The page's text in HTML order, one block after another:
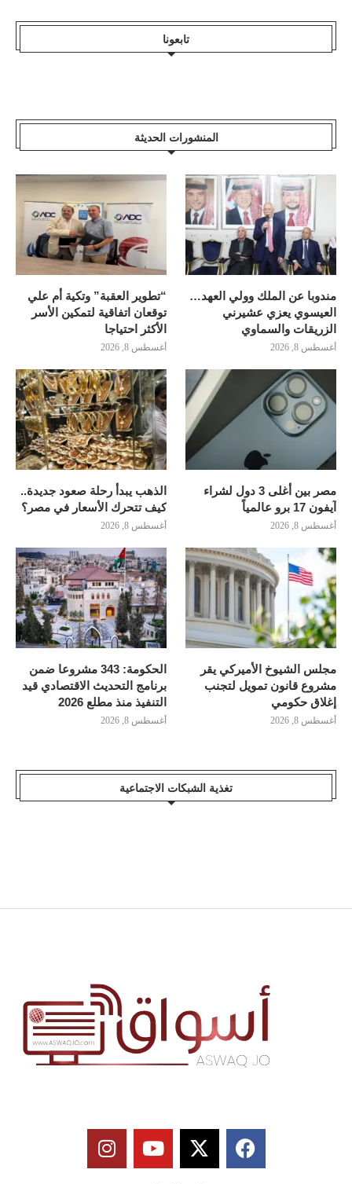
تابعونا
المنشورات الحديثة
مندوبا عن الملك وولي العهد…
العيسوي يعزي عشيرني
الزريقات والسماوي
أغسطس 8, 2026
“تطوير العقبة” وتكية أم علي
توقعان اتفاقية لتمكين الأسر
الأكثر احتياجا
أغسطس 8, 2026
مصر بين أغلى 3 دول لشراء
آيفون 17 برو عالمياً
أغسطس 8, 2026
الذهب يبدأ رحلة صعود جديدة..
كيف تتحرك الأسعار في مصر؟
أغسطس 8, 2026
مجلس الشيوخ الأميركي يقر
مشروع قانون تمويل لتجنب
إغلاق حكومي
أغسطس 8, 2026
الحكومة: 343 مشروعا ضمن
برنامج التحديث الاقتصادي قيد
التنفيذ منذ مطلع 2026
أغسطس 8, 2026
تغذية الشبكات الاجتماعية